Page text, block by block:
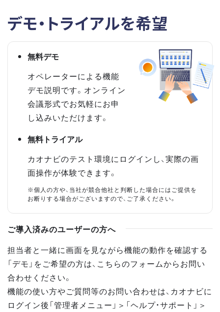
デモ・トライアルを希望
無料デモ
オペレーターによる機能
デモ説明です。オンライン
会議形式でお気軽にお申
し込みいただけます。
無料トライアル
カオナビのテスト環境にログインし、実際の画
面操作が体験できます。
※個人の方や、当社が競合他社と判断した場合にはご提供を
お断りする場合がございますので、ご了承ください。
ご導入済みのユーザーの方へ
担当者と一緒に画面を見ながら機能の動作を確認する
「デモ」をご希望の方は、こちらのフォームからお問い
合わせください。
機能の使い方やご質問等のお問い合わせは、カオナビに
ログイン後「管理者メニュー」＞「ヘルプ・サポート」＞